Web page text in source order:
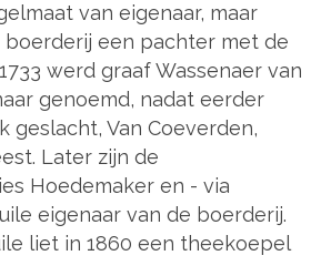
van eigenaar, maar
een pachter met de
werd graaf Wassenaer van
genoemd, nadat eerder
geslacht, Van Coeverden,
Later zijn de
Hoedemaker en - via
eigenaar van de boerderij.
liet in 1860 een theekoepel